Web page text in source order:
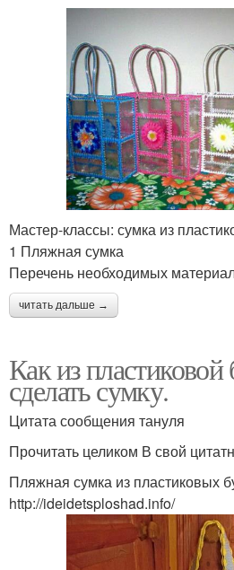
Мастер-классы: сумка из
1 Пляжная сумка
Перечень необходимых
читать дальше →
Как из
сделать сумку.
Цитата сообщения тануля
Прочитать целиком В свой
Пляжная сумка из пластиковых
http://ideidetsploshad.info/